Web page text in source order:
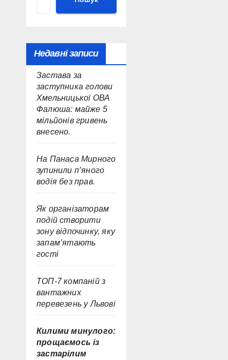
Недавні записи
Застава за
заступника голови
Хмельницької ОВА
Фалюша: майже 5
мільйонів гривень
внесено.
На Панаса Мирного
зупинили п’яного
водія без прав.
Як організаторам
подій створити
зону відпочинку, яку
запам’ятають
гості
ТОП-7 компаній з
вантажних
перевезень у Львові
Килими минулого:
прощаємось із
застарілим